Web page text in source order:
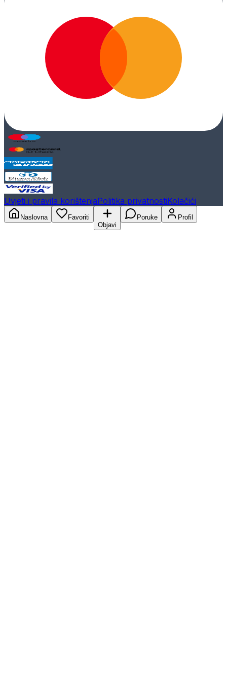
Uvjeti i pravila korištenjaPolitika privatnostiKolačići
Naslovna
Favoriti
Objavi
Poruke Profil